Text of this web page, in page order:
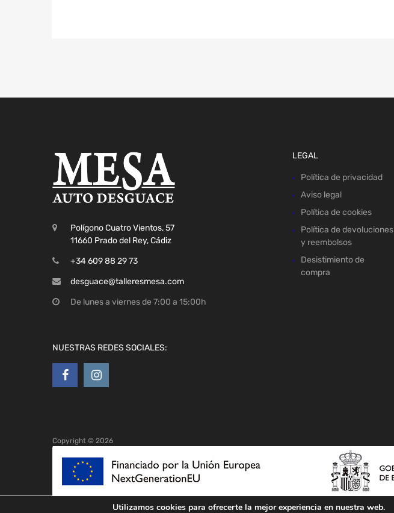
Polígono Cuatro Vientos, 57
11660 Prado del Rey, Cádiz
+34 609 88 29 73
desguace@talleresmesa.com
De lunes a viernes de 7:00 a 15:00h
NUESTRAS REDES SOCIALES:
LEGAL
Política de privacidad
Aviso legal
Política de cookies
Política de devoluciones
y reembolsos
Desistimiento de
compra
Copyright © 2026
Utilizamos cookies para ofrecerte la mejor experiencia en nuestra web.